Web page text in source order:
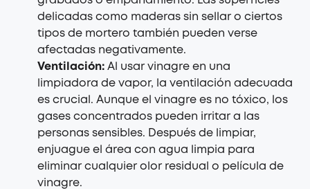
delicadas como maderas sin sellar o ciertos
tipos de mortero también pueden verse
afectadas negativamente.
Ventilación: Al usar vinagre en una
limpiadora de vapor, la ventilación adecuada
es crucial. Aunque el vinagre es no tóxico, los
gases concentrados pueden irritar a las
personas sensibles. Después de limpiar,
enjuague el área con agua limpia para
eliminar cualquier olor residual o película de
vinagre.